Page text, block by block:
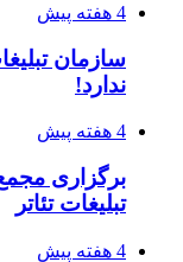
4 هفته پیش
سازمان
ندارد!
4 هفته پیش
برگزاری
تبلیغات تئاتر
4 هفته پیش